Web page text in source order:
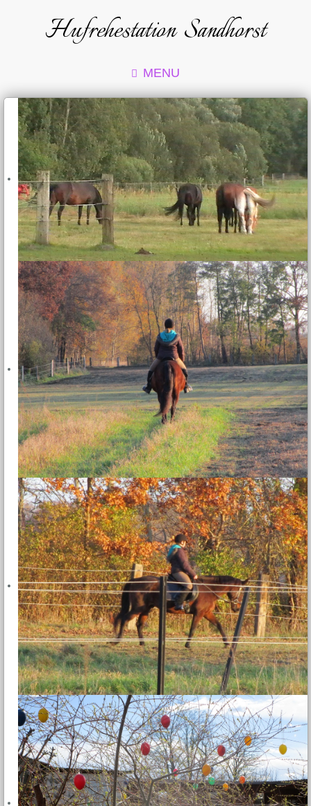
Hufrehestation Sandhorst
MENU